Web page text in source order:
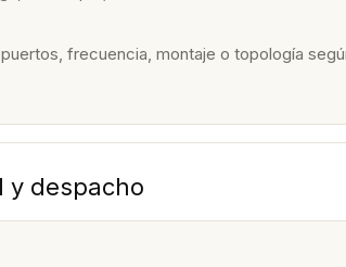
frecuencia, montaje o topología
y despacho